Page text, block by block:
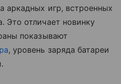
аркадных игр, встроенных
Это отличает новинку
показывают
, уровень заряда батареи